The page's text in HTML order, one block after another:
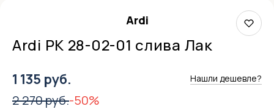
Ardi
Ardi РК 28-02-01 слива Лак
1 135 руб. Нашли дешевле?
2 270 руб.-50%